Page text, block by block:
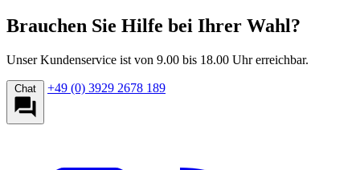
Brauchen Sie Hilfe bei Ihrer Wahl?
Unser Kundenservice ist von 9.00 bis 18.00 Uhr erreichbar.
Chat +49 (0) 3929 2678 189